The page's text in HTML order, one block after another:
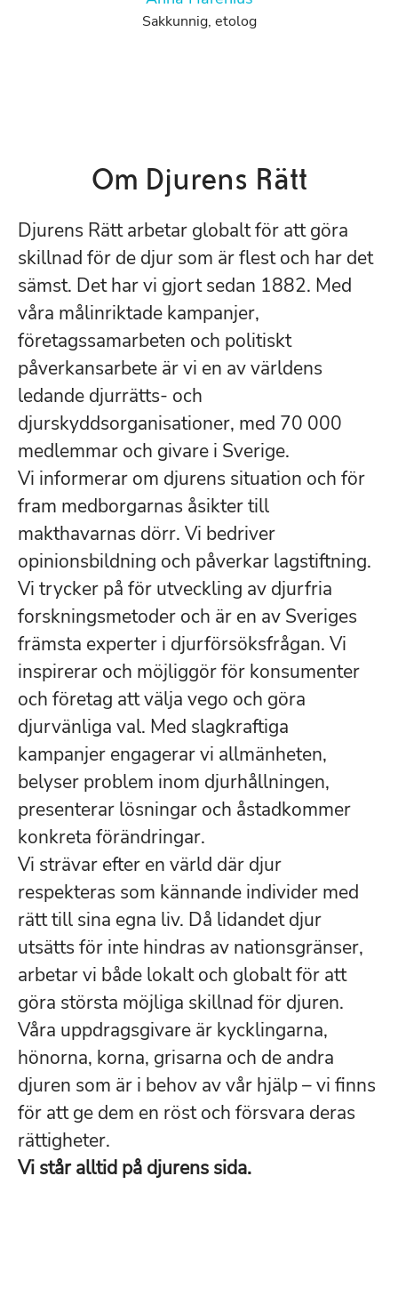
Sakkunnig, etolog
Om Djurens Rätt
Djurens Rätt arbetar globalt för att göra
skillnad för de djur som är flest och har det
sämst. Det har vi gjort sedan 1882. Med
våra målinriktade kampanjer,
företagssamarbeten och politiskt
påverkansarbete är vi en av världens
ledande djurrätts- och
djurskyddsorganisationer, med 70 000
medlemmar och givare i Sverige.
Vi informerar om djurens situation och för
fram medborgarnas åsikter till
makthavarnas dörr. Vi bedriver
opinionsbildning och påverkar lagstiftning.
Vi trycker på för utveckling av djurfria
forskningsmetoder och är en av Sveriges
främsta experter i djurförsöksfrågan. Vi
inspirerar och möjliggör för konsumenter
och företag att välja vego och göra
djurvänliga val. Med slagkraftiga
kampanjer engagerar vi allmänheten,
belyser problem inom djurhållningen,
presenterar lösningar och åstadkommer
konkreta förändringar.
Vi strävar efter en värld där djur
respekteras som kännande individer med
rätt till sina egna liv. Då lidandet djur
utsätts för inte hindras av nationsgränser,
arbetar vi både lokalt och globalt för att
göra största möjliga skillnad för djuren.
Våra uppdragsgivare är kycklingarna,
hönorna, korna, grisarna och de andra
djuren som är i behov av vår hjälp – vi finns
för att ge dem en röst och försvara deras
rättigheter.
Vi står alltid på djurens sida.